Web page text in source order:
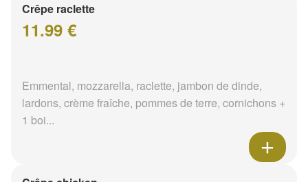
Crêpe raclette
11.99 €
Emmental, mozzarella, raclette, jambon de dinde,
lardons, crème fraîche, pommes de terre, cornichons +
1 boi...